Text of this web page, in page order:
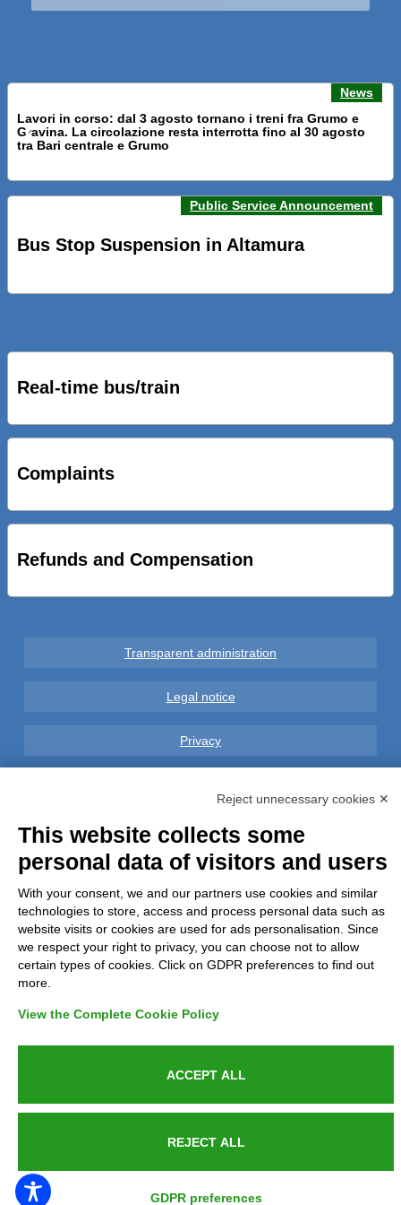
PUBLIC SERVICE ANNOUNCEMENT
News
Lavori in corso: dal 3 agosto tornano i treni fra Grumo e
Gravina. La circolazione resta interrotta fino al 30 agosto
tra Bari centrale e Grumo
PRESENTATI A BARI NUOVI SERVIZI FALMAPS E LIVECHAT.
IL TUO BUS ED IL TUO TRENO
CICLOPEDONALE FAL CONSEGNA ALLA CITTA’ LE NOVE
OPERE DEL PROGETTO
AL VIA SERVIZIO DI BIKE SHARING A POTENZA CON
VAIMOO PER UTENTI FAL SCONTI SULL’UTILIZZO DELLE
Previous news Next
Public Service Announcement
Bus Stop Suspension in Altamura
Real-time bus/train
Complaints
Refunds and Compensation
Transparent administration
Legal notice
Privacy
Complaints
Refunds and Indemnities
Contacts
Azienda certificata UNI EN ISO 9001:2015
P.IVA 05538100727 - C.so Italia n.8 70123, BARI
Reject unnecessary cookies ✕
This website collects some
personal data of visitors and users
With your consent, we and our partners use cookies and similar
technologies to store, access and process personal data such as
website visits or cookies are used for ads personalisation. Since
we respect your right to privacy, you can choose not to allow
certain types of cookies. Click on GDPR preferences to find out
more.
View the Complete Cookie Policy
ACCEPT ALL
REJECT ALL
GDPR preferences